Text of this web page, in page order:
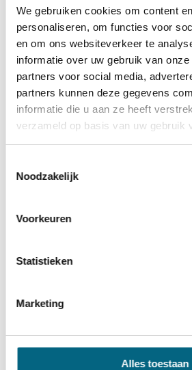
We gebruiken cookies om content
personaliseren, om functies voor
en om ons websiteverkeer te
informatie over uw gebruik van
partners voor social media,
partners kunnen deze gegevens
informatie die u aan ze heeft
verzameld op basis van uw gebruik
Noodzakelijk
Voorkeuren
Statistieken
Marketing
Alles toestaan
hypotheekadviseur bij